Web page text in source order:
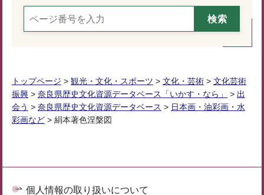
トップページ > 観光・文化・スポーツ > 文化・芸術 > 文化芸術
振興 > 奈良県歴史文化資源データベース「いかす・なら」 > 出
会う > 奈良県歴史文化資源データベース > 日本画・油彩画・水
彩画など > 絹本著色涅槃図
個人情報の取り扱いについて